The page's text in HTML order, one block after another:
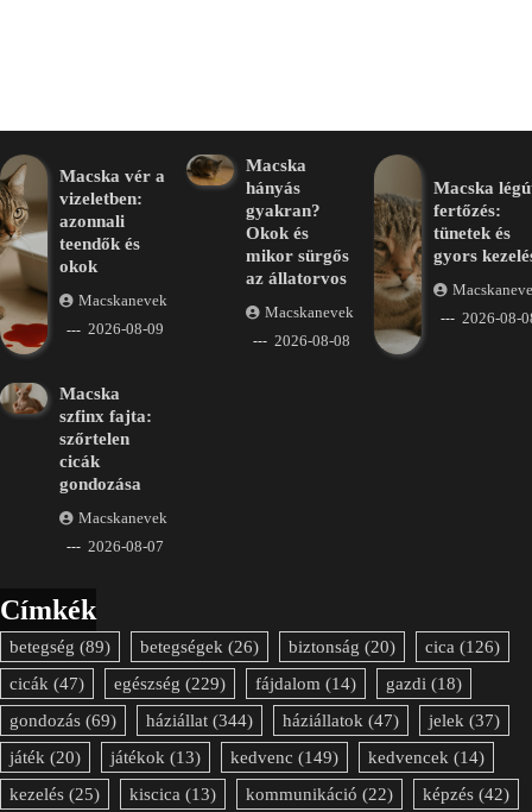
Macska vér a
vizeletben:
azonnali
teendők és
okok
Macskanevek
2026-08-09
Macska
hányás
gyakran?
Okok és
mikor sürgős
az állatorvos
Macskanevek
2026-08-08
Macska
fertőzés:
tünetek és
gyors
2026-08-
Macska
szfinx fajta:
szőrtelen
cicák
gondozása
Macskanevek
2026-08-07
Címkék
betegség (89) betegségek (26) biztonság (20) cica (126)
cicák (47) egészség (229) fájdalom (14) gazdi (18)
gondozás (69) háziállat (344) háziállatok (47) jelek (37)
játék (20) játékok (13) kedvenc (149) kedvencek (14)
kezelés (25) kiscica (13) kommunikáció (22) képzés (42)